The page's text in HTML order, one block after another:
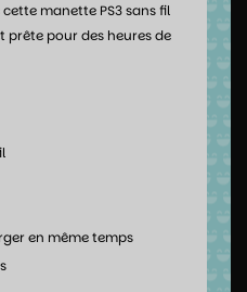
manette PS3 sans fil
prête pour des heures de
en même temps